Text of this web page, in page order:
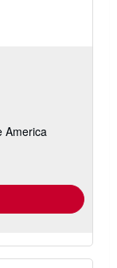
America